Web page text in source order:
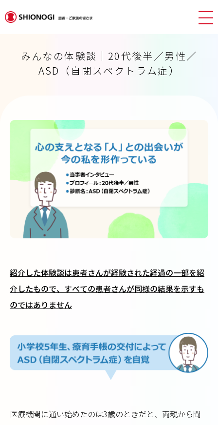
みんなの体験談｜20代後半／男性／
ASD（自閉スペクトラム症）
紹介した体験談は患者さんが経験された経過の一部を紹
介したもので、すべての患者さんが同様の結果を示すも
のではありません
医療機関に通い始めたのは3歳のときだと、両親から聞